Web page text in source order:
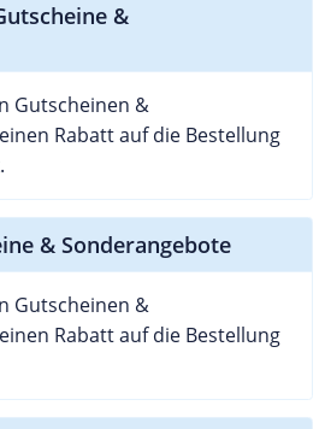
&
Gutscheinen &
Rabatt auf die Bestellung
& Sonderangebote
Gutscheinen &
Rabatt auf die Bestellung